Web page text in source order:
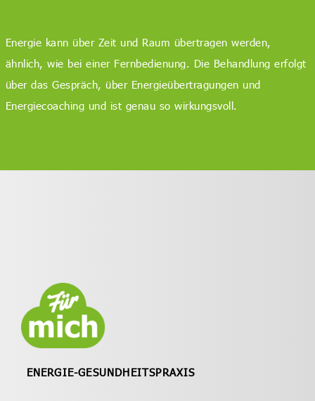
Energie kann über Zeit und Raum übertragen werden,
ähnlich, wie bei einer Fernbedienung. Die Behandlung erfolgt
über das Gespräch, über Energieübertragungen und
Energiecoaching und ist genau so wirkungsvoll.
ENERGIE-GESUNDHEITSPRAXIS